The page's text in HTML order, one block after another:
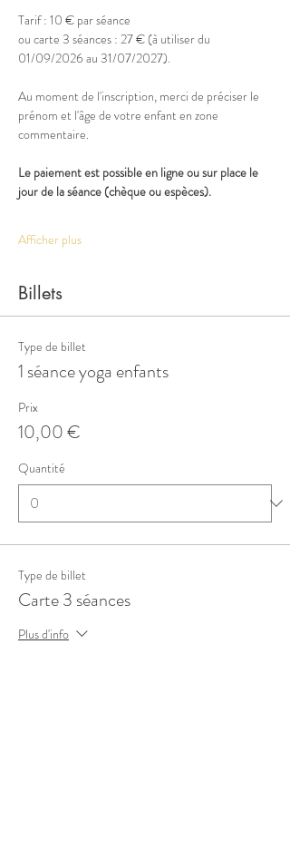
Tarif : 10 € par séance
ou carte 3 séances : 27 € (à utiliser du
01/09/2026 au 31/07/2027).
Au moment de l'inscription, merci de préciser le
prénom et l'âge de votre enfant en zone
commentaire.
Le paiement est possible en ligne ou sur place le
jour de la séance (chèque ou espèces).
Afficher plus
Billets
Type de billet
1 séance yoga enfants
Prix
10,00 €
Quantité
Type de billet
Carte 3 séances
Plus d'info